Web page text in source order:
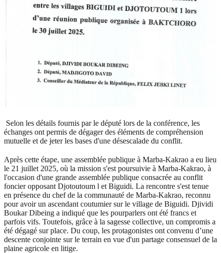
Selon les détails fournis par le député lors de la conférence, les
échanges ont permis de dégager des éléments de compréhension
mutuelle et de jeter les bases d'une désescalade du conflit.
Après cette étape, une assemblée publique à Marba-Kakrao a eu lieu
le 21 juillet 2025, où la mission s'est poursuivie à Marba-Kakrao, à
l'occasion d'une grande assemblée publique consacrée au conflit
foncier opposant Djotoutoum l et Biguidi. La rencontre s'est tenue
en présence du chef de la communauté de Marba-Kakrao, reconnu
pour avoir un ascendant coutumier sur le village de Biguidi. Djividi
Boukar Dibeing a indiqué que les pourparlers ont été francs et
parfois vifs. Toutefois, grâce à la sagesse collective, un compromis a
été dégagé sur place. Du coup, les protagonistes ont convenu d’une
descente conjointe sur le terrain en vue d'un partage consensuel de la
plaine agricole en litige.